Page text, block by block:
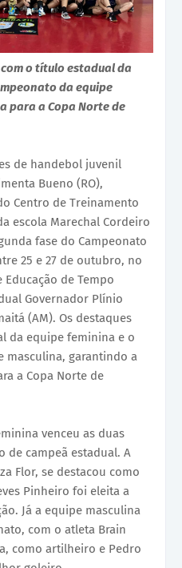
o título estadual da
da equipe
para a Copa Norte de
de handebol juvenil
Bueno (RO),
Centro de Treinamento
escola Marechal Cordeiro
fase do Campeonato
25 e 27 de outubro, no
de Tempo
Governador Plínio
(AM). Os destaques
da equipe feminina e o
masculina, garantindo a
a Copa Norte de
venceu as duas
de campeã estadual. A
Flor, se destacou como
Pinheiro foi eleita a
Já a equipe masculina
com o atleta Brain
como artilheiro e Pedro